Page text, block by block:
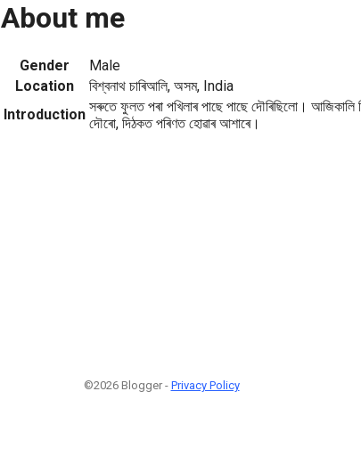
About me
Gender
Male
Location
বিশ্বনাথ চাৰিআলি, অসম, India
Introduction সৰুতে ফুলত পৰা পখিলাৰ পাছে পাছে দৌৰিছিলো। আজিকালি
দৌৰো, দিঠকত পৰিণত হোৱাৰ আশাৰে।
©2026 Blogger - Privacy Policy